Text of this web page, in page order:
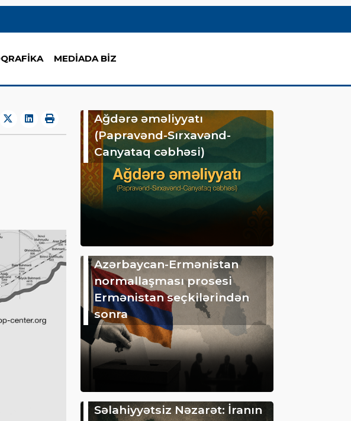
MEDİADA BİZ
Ağdərə əməliyyatı
(Papravənd-Sırxavənd-
Canyataq cəbhəsi)
Azərbaycan-Ermənistan
normallaşması prosesi
Ermənistan seçkilərindən
sonra
Səlahiyyətsiz Nəzarət: İranın